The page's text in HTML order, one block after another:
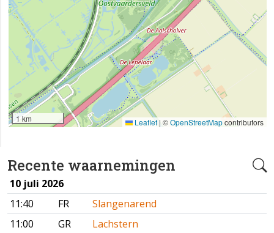
Recente waarnemingen
10 juli 2026
11:40
FR
Slangenarend
11:00
GR
Lachstern
1 km Leaflet | ©OpenStreetMapcontributors